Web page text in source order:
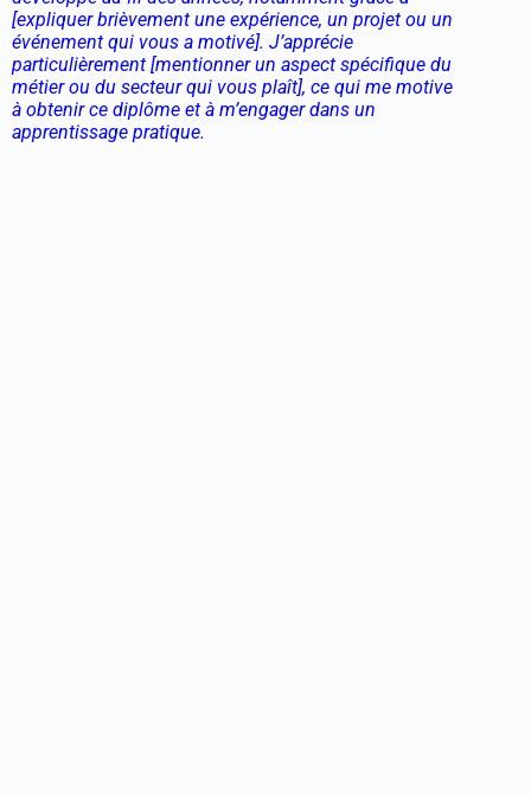
[expliquer brièvement une expérience, un projet ou un
événement qui vous a motivé]. J’apprécie
particulièrement [mentionner un aspect spécifique du
métier ou du secteur qui vous plaît], ce qui me motive
à obtenir ce diplôme et à m’engager dans un
apprentissage pratique.